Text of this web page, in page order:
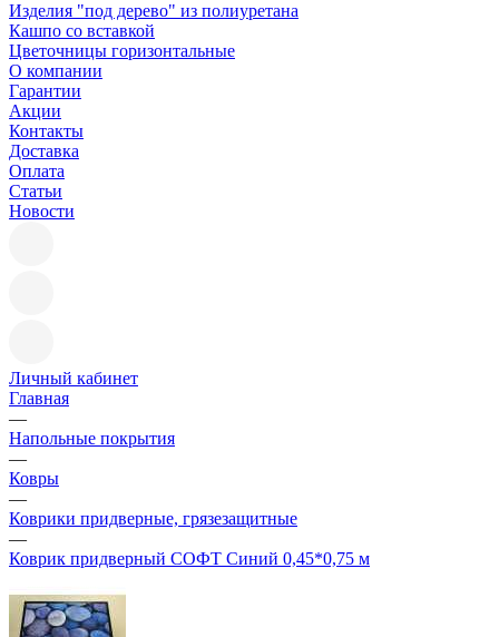
Изделия "под дерево" из полиуретана
Кашпо со вставкой
Цветочницы горизонтальные
О компании
Гарантии
Акции
Контакты
Доставка
Оплата
Статьи
Новости
Личный кабинет
Главная
—
Напольные покрытия
—
Ковры
—
Коврики придверные, грязезащитные
—
Коврик придверный СОФТ Синий 0,45*0,75 м